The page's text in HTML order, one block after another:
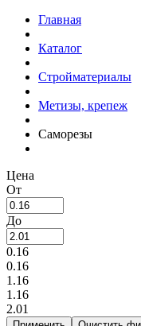
Главная
Каталог
Стройматериалы
Метизы, крепеж
Саморезы
Цена
От
До
0.16
0.16
1.16
1.16
2.01